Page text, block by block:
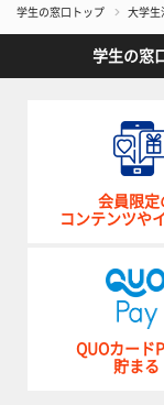
学生の窓口トップ 大学生
学生の窓
会員限定
コンテンツや
QUOカード
貯まる